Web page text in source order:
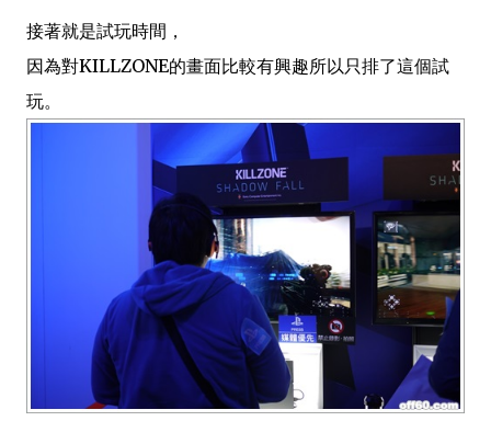
接著就是試玩時間，
因為對KILLZONE的畫面比較有興趣所以只排了這個試
玩。